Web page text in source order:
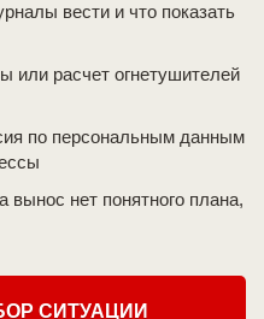
вести и что показать
или расчет огнетушителей
по персональным данным
вынос нет понятного плана,
СИТУАЦИИ